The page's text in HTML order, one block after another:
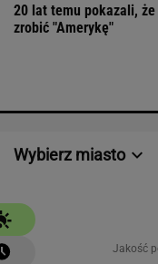
20 lat temu pokazali,
zrobić "Amerykę"
Wybierz miasto
Jakość